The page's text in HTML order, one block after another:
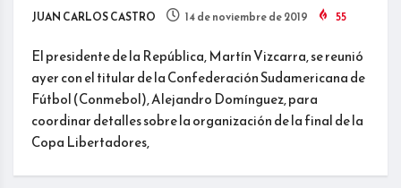
JUAN CARLOS CASTRO 14 de noviembre de 2019 55
El presidente de la República, Martín Vizcarra, se reunió
ayer con el titular de la Confederación Sudamericana de
Fútbol (Conmebol), Alejandro Domínguez, para
coordinar detalles sobre la organización de la final de la
Copa Libertadores,